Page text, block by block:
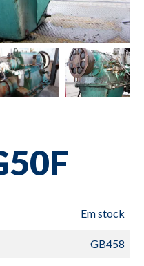
Em stock
GB458